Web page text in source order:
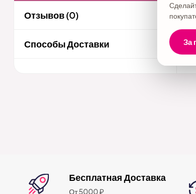
Отзывов (0)
Способы Доставки
Бесплатная Доставка
От 5000 ₽
За